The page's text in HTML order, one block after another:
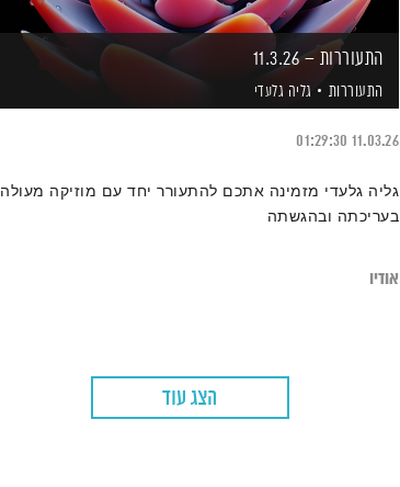
התעוררות – 11.3.26
התעוררות גליה גלעדי
11.03.26
01:29:30
גליה גלעדי מזמינה אתכם להתעורר יחד עם מוזיקה מעולה
בעריכתה ובהגשתה
אודיו
הצג עוד